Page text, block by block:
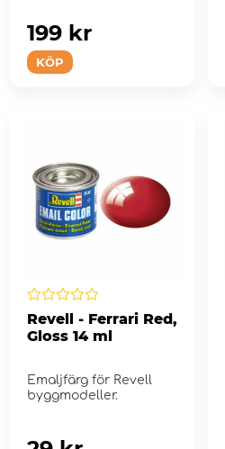
KÖP
199 kr
Revell - Ferrari Red,
Gloss 14 ml
Emaljfärg för Revell
byggmodeller.